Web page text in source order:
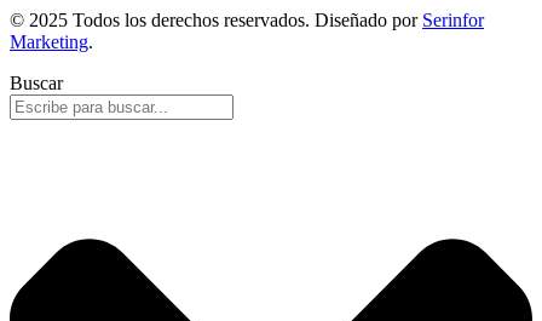
© 2025 Todos los derechos reservados. Diseñado por Serinfor
Marketing.
Buscar